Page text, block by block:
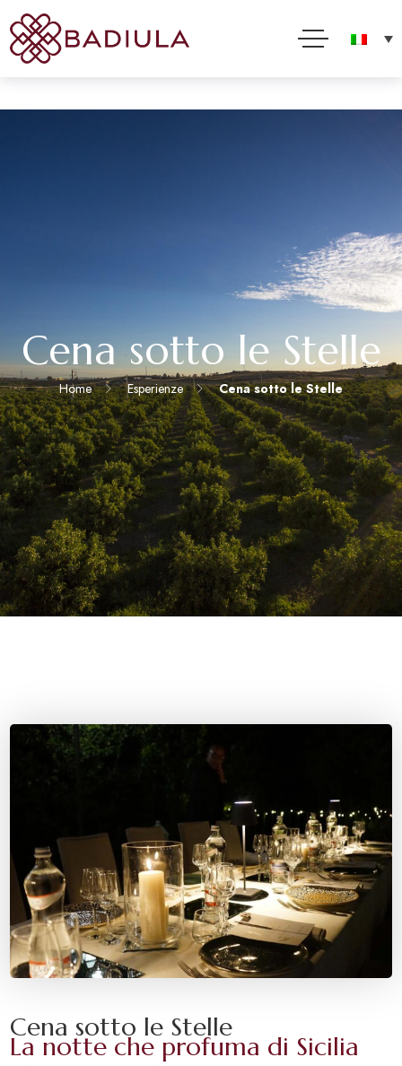
al loro impiego in conformità alla nostra Cookie Policy
Cena sotto le Stelle
Home Esperienze Cena sotto le Stelle
Cena sotto le Stelle
La notte che profuma di Sicilia